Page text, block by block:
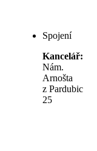
Spojení
Kancelář:
Nám.
Arnošta
z Pardubic
25